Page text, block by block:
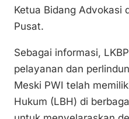
Ketua Bidang Advokasi
Pusat.
Sebagai informasi,
pelayanan dan
Meski PWI telah
Hukum (LBH) di